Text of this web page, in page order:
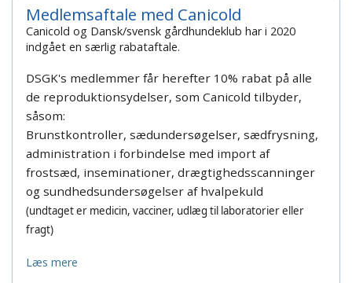
Medlemsaftale med Canicold
Canicold og Dansk/svensk gårdhundeklub har i 2020
indgået en særlig rabataftale.
DSGK's medlemmer får herefter 10% rabat på alle
de reproduktionsydelser, som Canicold tilbyder,
såsom:
Brunstkontroller, sædundersøgelser, sædfrysning,
administration i forbindelse med import af
frostsæd, inseminationer, drægtighedsscanninger
og sundhedsundersøgelser af hvalpekuld
(undtaget er medicin, vacciner, udlæg til laboratorier eller
fragt)
Læs mere